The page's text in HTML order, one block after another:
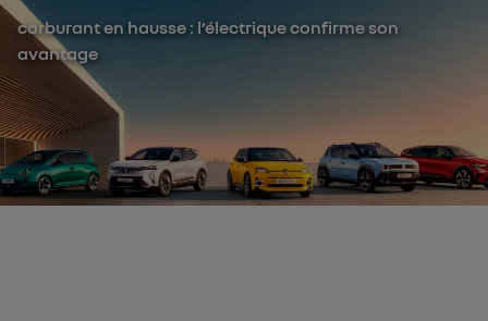
carburant en hausse : l’électrique confirme son
avantage